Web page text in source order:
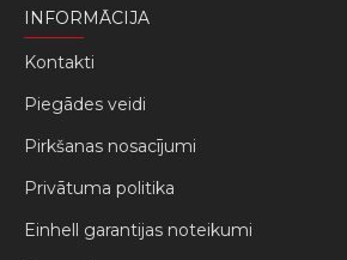
INFORMĀCIJA
Kontakti
Piegādes veidi
Pirkšanas nosacījumi
Privātuma politika
Einhell garantijas noteikumi